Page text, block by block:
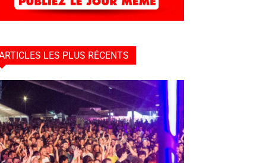
LES PLUS RÉCENTS